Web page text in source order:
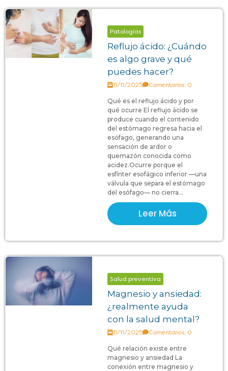
Patologías
Reflujo ácido: ¿Cuándo
es algo grave y qué
puedes hacer?
11/11/2025 Comentarios: 0
Qué es el reflujo ácido y por
qué ocurre El reflujo ácido se
produce cuando el contenido
del estómago regresa hacia el
esófago, generando una
sensación de ardor o
quemazón conocida como
acidez.Ocurre porque el
esfínter esofágico inferior —una
válvula que separa el estómago
del esófago— no cierra...
Leer Más
Salud preventiva
Magnesio y ansiedad:
¿realmente ayuda
con la salud mental?
11/11/2025 Comentarios: 0
Qué relación existe entre
magnesio y ansiedad La
conexión entre magnesio y